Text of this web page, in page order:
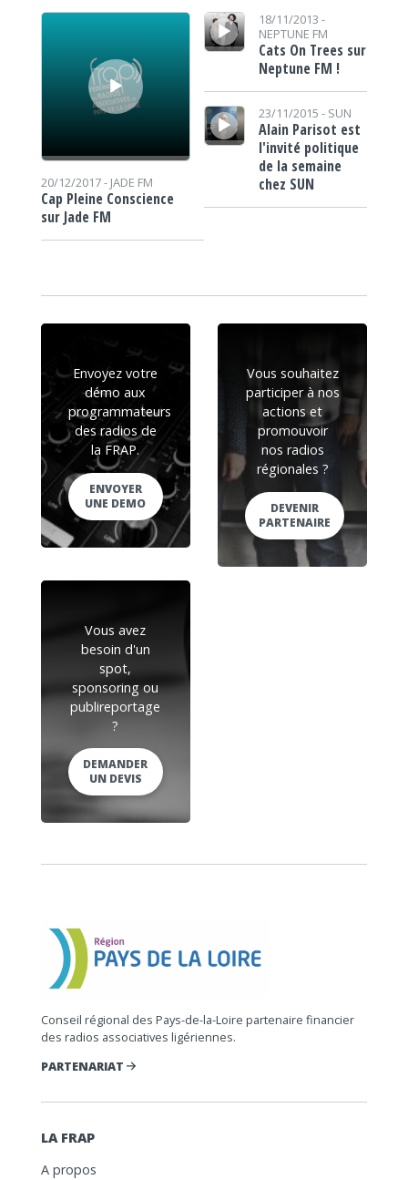
Lecteur audio
20/12/2017 - JADE FM
Cap Pleine Conscience
sur Jade FM
Lecteur audio18/11/2013 -
NEPTUNE FM
Cats On Trees sur
Neptune FM !
Lecteur audio
23/11/2015 - SUN
Alain Parisot est
l'invité politique
de la semaine
chez SUN
Envoyez votre
démo aux
programmateurs
des radios de
la FRAP.
ENVOYER
UNE DEMO
Vous souhaitez
participer à nos
actions et
promouvoir
nos radios
régionales ?
DEVENIR
PARTENAIRE
Vous avez
besoin d'un
spot,
sponsoring ou
publireportage
?
DEMANDER
UN DEVIS
Conseil régional des Pays-de-la-Loire partenaire financier
des radios associatives ligériennes.
PARTENARIAT
LA FRAP
A propos